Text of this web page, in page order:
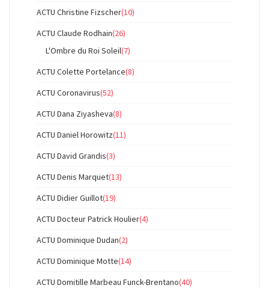
ACTU Christine Fizscher(10)
ACTU Claude Rodhain(26)
L'Ombre du Roi Soleil(7)
ACTU Colette Portelance(8)
ACTU Coronavirus(52)
ACTU Dana Ziyasheva(8)
ACTU Daniel Horowitz(11)
ACTU David Grandis(3)
ACTU Denis Marquet(13)
ACTU Didier Guillot(19)
ACTU Docteur Patrick Houlier(4)
ACTU Dominique Dudan(2)
ACTU Dominique Motte(14)
ACTU Domitille Marbeau Funck-Brentano(40)